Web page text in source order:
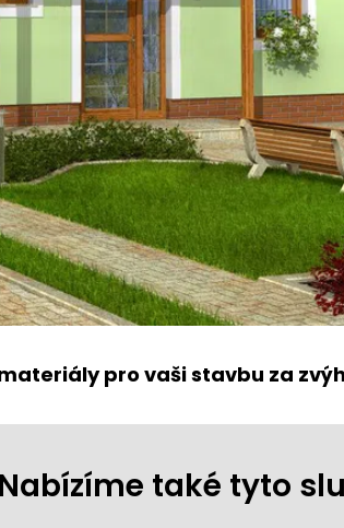
pro vaši stavbu za
Nabízíme také tyto